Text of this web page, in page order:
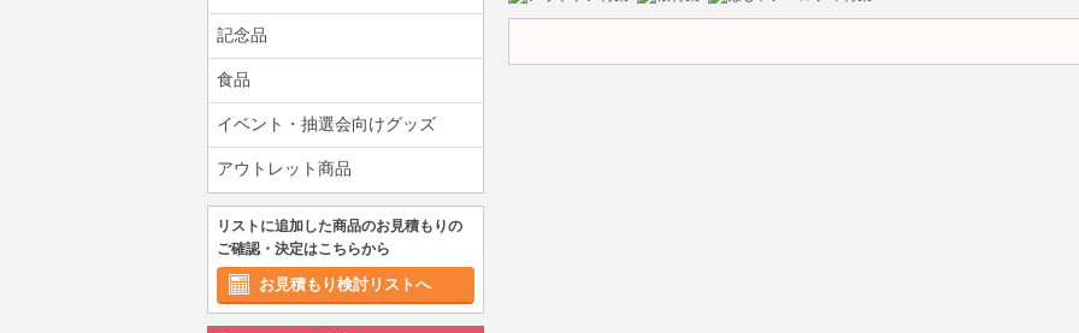
記念品
食品
イベント・抽選会向けグッズ
アウトレット商品
リストに追加した商品のお見積もりの
ご確認・決定はこちらから
お見積もり検討リストへ